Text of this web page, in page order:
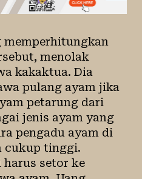
memperhitungkan
menolak
kakaktua. Dia
pulang ayam jika
petarung dari
jenis ayam yang
pengadu ayam di
cukup tinggi.
harus setor ke